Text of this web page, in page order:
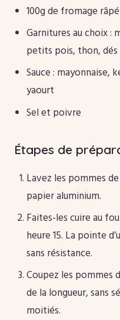
100g de fromage
Garnitures au choix :
petits pois, thon,
Sauce : mayonnaise,
yaourt
Sel et poivre
Étapes de
Lavez les pommes
papier aluminium.
Faites-les cuire au
heure 15. La pointe
sans résistance.
Coupez les pommes
de la longueur, sans
moitiés.